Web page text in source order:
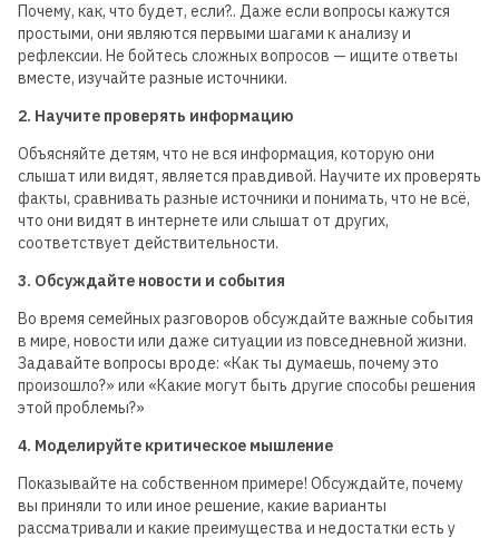
Почему, как, что будет, если?.. Даже если вопросы кажутся
простыми, они являются первыми шагами к анализу и
рефлексии. Не бойтесь сложных вопросов — ищите ответы
вместе, изучайте разные источники.
2. Научите проверять информацию
Объясняйте детям, что не вся информация, которую они
слышат или видят, является правдивой. Научите их проверять
факты, сравнивать разные источники и понимать, что не всё,
что они видят в интернете или слышат от других,
соответствует действительности.
3. Обсуждайте новости и события
Во время семейных разговоров обсуждайте важные события
в мире, новости или даже ситуации из повседневной жизни.
Задавайте вопросы вроде: «Как ты думаешь, почему это
произошло?» или «Какие могут быть другие способы решения
этой проблемы?»
4. Моделируйте критическое мышление
Показывайте на собственном примере! Обсуждайте, почему
вы приняли то или иное решение, какие варианты
рассматривали и какие преимущества и недостатки есть у